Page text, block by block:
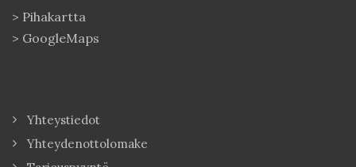
> Pihakartta
> GoogleMaps
Yhteystiedot
Yhteydenottolomake